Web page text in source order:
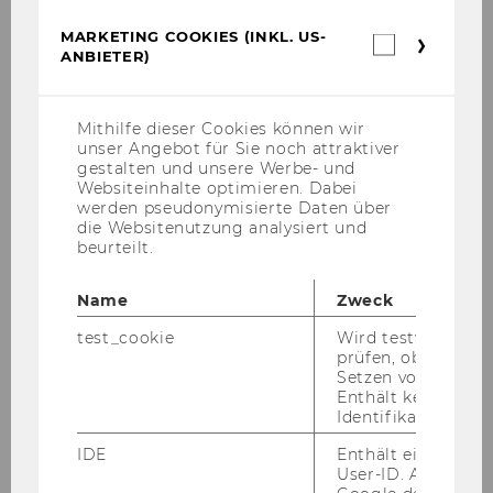
Aktuelles
Neues aus der Forschung
Publikationen
Veranstaltungen und Termine
npoInterview - Werner Kerschbaum spricht
mit Manuela Vollmann
Inside Impact - der Podcast des Social
Vereins- und Steuerrecht
MARKETING COOKIES (INKL. US-
ANBIETER)
Mithilfe dieser Cookies können wir
unser Angebot für Sie noch attraktiver
gestalten und unsere Werbe- und
Websiteinhalte optimieren. Dabei
werden pseudonymisierte Daten über
die Websitenutzung analysiert und
beurteilt.
Name
Zweck
test_cookie
Wird testweise
prüfen, ob der
Setzen von
Enthält keine
IDE
Enthält eine
User-ID. Anhand